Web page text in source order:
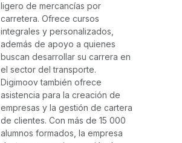
ligero de mercancías por
carretera. Ofrece cursos
integrales y personalizados,
además de apoyo a quienes
buscan desarrollar su carrera en
el sector del transporte.
Digimoov también ofrece
asistencia para la creación de
empresas y la gestión de cartera
de clientes. Con más de 15 000
alumnos formados, la empresa